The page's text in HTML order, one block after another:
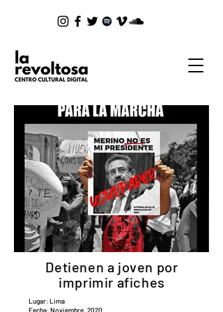
Detienen a joven por
imprimir afiches
Lugar: Lima
Fecha: Noviembre, 2020